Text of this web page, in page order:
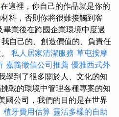
在這裡，你自己的作品就是你的
料，否則你將很難接觸到客
業後在跨國企業環境中度過
自己的、創造價值的、負責任
私人居家清潔服務 草屯按摩
嘉義徵信公司推薦 優雅西式外
學到了很多關於人、文化的知
戰的環境中管理各種專案的知
國公司，我們的目的是在世界
植牙費用估算 靈活多樣的自助